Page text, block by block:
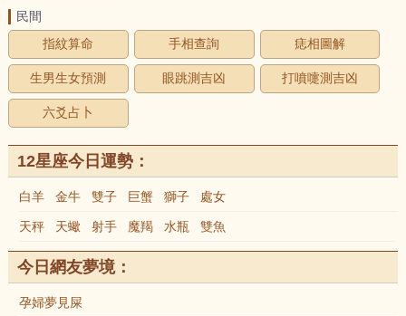
民間
指紋算命
手相查詢 痣相圖解
生男生女預測 眼跳測吉凶 打噴嚏測吉凶
六爻占卜
12星座今日運勢：
白羊 金牛 雙子 巨蟹 獅子 處女
天秤 天蠍 射手 魔羯 水瓶 雙魚
今日網友夢境：
孕婦夢見屎